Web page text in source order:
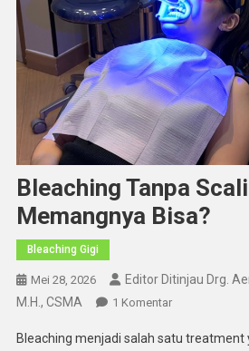
Bleaching Tanpa
Memangnya Bisa?
Bleaching Gigi
Mei 28, 2026
Editor Ditinjau Drg.
M.H., CSMA
1 KomentarPada
Tanpa
Bleaching menjadi salah satu treatment